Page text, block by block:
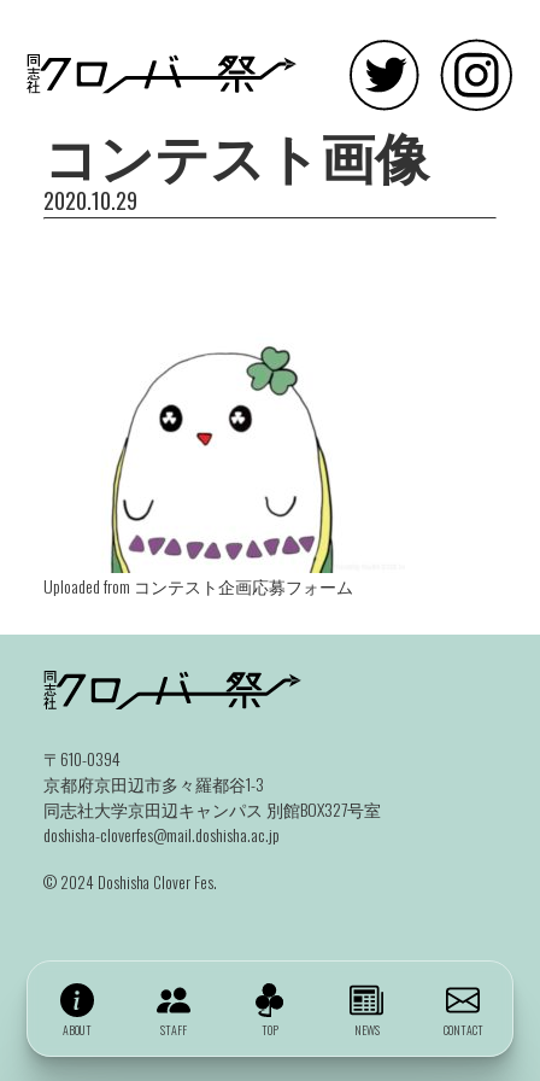
コンテスト画像
2020.10.29
Uploaded from コンテスト企画応募フォーム
ABOUT STAFF TOP NEWS CONTACT
〒610-0394
京都府京田辺市多々羅都谷1-3
同志社大学京田辺キャンパス 別館BOX327号室
doshisha-cloverfes@mail.doshisha.ac.jp
©️ 2024 Doshisha Clover Fes.